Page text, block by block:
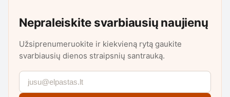
Nepraleiskite svarbiausių naujienų
Užsiprenumeruokite ir kiekvieną rytą gaukite
svarbiausių dienos straipsnių santrauką.